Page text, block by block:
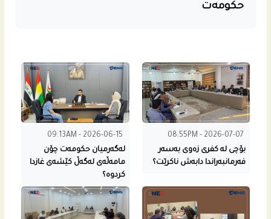
حکومەت
08:55PM - 2026-07-07
بۆچی له‌ كفری زه‌وی به‌سه‌ر
فه‌رمانبه‌راندا دابه‌ش ناكرێت؟
09:13AM - 2026-06-15
له‌گه‌رمیان حكومه‌ت چۆن
مامه‌ڵه‌ى له‌گه‌ڵ كێشه‌ى غازدا
كردوه‌؟